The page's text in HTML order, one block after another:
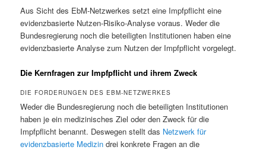
Aus Sicht des EbM-Netzwerkes setzt eine Impfpflicht eine
evidenzbasierte Nutzen-Risiko-Analyse voraus. Weder die
Bundesregierung noch die beteiligten Institutionen haben eine
evidenzbasierte Analyse zum Nutzen der Impfpflicht vorgelegt.
Die Kernfragen zur Impfpflicht und ihrem Zweck
DIE FORDERUNGEN DES EBM-NETZWERKES
Weder die Bundesregierung noch die beteiligten Institutionen
haben je ein medizinisches Ziel oder den Zweck für die
Impfpflicht benannt. Deswegen stellt das Netzwerk für
evidenzbasierte Medizin drei konkrete Fragen an die